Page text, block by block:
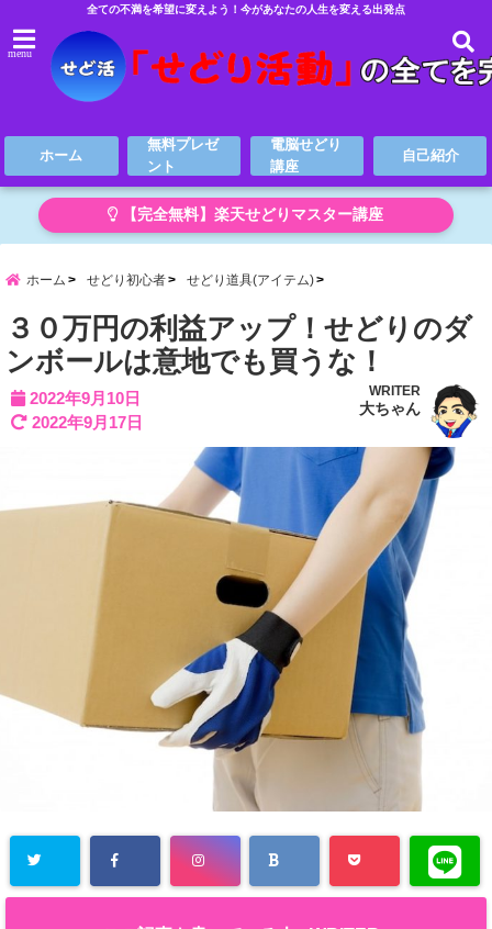
全ての不満を希望に変えよう！今があなたの人生を変える出発点
menu
ホーム
無料プレゼ
ント
電脳せどり
講座
自己紹介
【完全無料】楽天せどりマスター講座
ホーム せどり初心者 せどり道具(アイテム)
３０万円の利益アップ！せどりのダ
ンボールは意地でも買うな！
2022年9月10日
2022年9月17日
WRITER
大ちゃん